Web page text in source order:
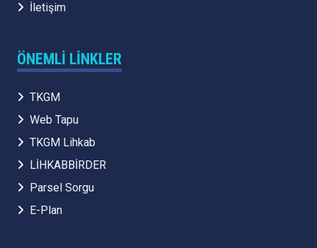
İletişim
ÖNEMLI LINKLER
TKGM
Web Tapu
TKGM Lihkab
LİHKABBİRDER
Parsel Sorgu
E-Plan